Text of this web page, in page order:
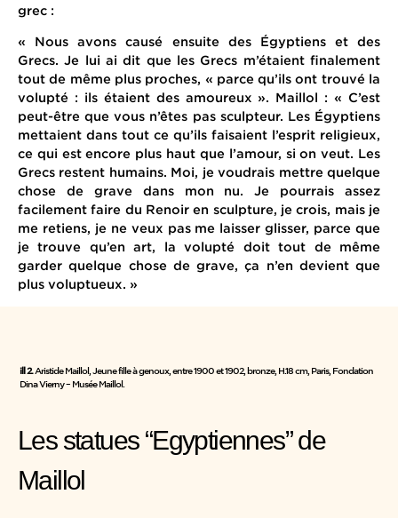
grec :
« Nous avons causé ensuite des Égyptiens et des
Grecs. Je lui ai dit que les Grecs m’étaient finalement
tout de même plus proches, « parce qu’ils ont trouvé la
volupté : ils étaient des amoureux ». Maillol : « C’est
peut-être que vous n’êtes pas sculpteur. Les Égyptiens
mettaient dans tout ce qu’ils faisaient l’esprit religieux,
ce qui est encore plus haut que l’amour, si on veut. Les
Grecs restent humains. Moi, je voudrais mettre quelque
chose de grave dans mon nu. Je pourrais assez
facilement faire du Renoir en sculpture, je crois, mais je
me retiens, je ne veux pas me laisser glisser, parce que
je trouve qu’en art, la volupté doit tout de même
garder quelque chose de grave, ça n’en devient que
plus voluptueux. »
ill 2.Aristide Maillol, Jeune fille à genoux, entre 1900 et 1902, bronze, H.18 cm, Paris, Fondation
Dina Vierny – Musée Maillol.
Les statues “Egyptiennes” de
Maillol